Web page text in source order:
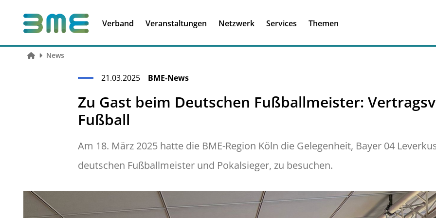
Verband Veranstaltungen
Führungskompetenzen
Netzwerk
Services Themen
Ich habe einen
News
21.03.2025 BME-News
Zu Gast beim Deutschen Fußballmeister:
Fußball
Am 18. März 2025 hatte die BME-Region Köln die Gelegenheit, Bayer 04
deutschen Fußballmeister und Pokalsieger, zu besuchen.